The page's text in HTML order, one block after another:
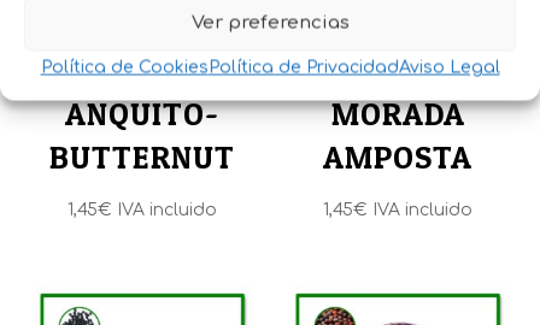
Ver preferencias
Política de Cookies Política de PrivacidadAviso Legal
SEMILLAS
CALABAZA
ANQUITO-
BUTTERNUT
1,45€ IVA incluido
SEMILLAS
CEBOLLA
MORADA
AMPOSTA
1,45€ IVA incluido